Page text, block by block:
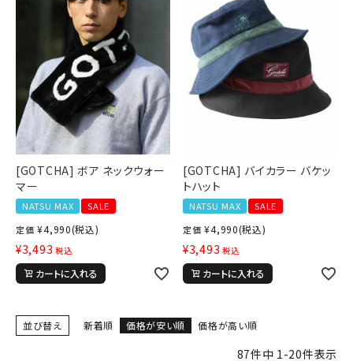
カラー
tune 絞り込んで検索する
[GOTCHA] ボア ネックウォー
マー
NATSU MAX
SALE
定価 ¥4,990(税込)
¥3,493 税込
カートに入れる
[GOTCHA] バイカラー バケッ
トハット
NATSU MAX
SALE
定価 ¥4,990(税込)
¥3,493 税込
カートに入れる
並び替え 新着順 価格が安い順 価格が高い順
87件中 1-20件表示